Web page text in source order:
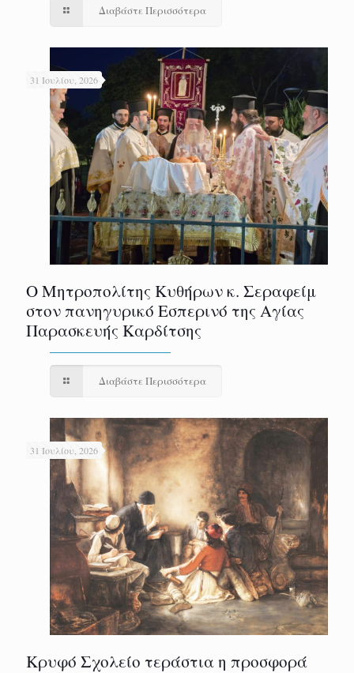
Διαβάστε Περισσότερα
31 Ιουλίου, 2026
Ο Μητροπολίτης Κυθήρων κ. Σεραφείμ
στον πανηγυρικό Εσπερινό της Αγίας
Παρασκευής Καρδίτσης
Διαβάστε Περισσότερα
31 Ιουλίου, 2026
Κρυφό Σχολείο τεράστια η προσφορά